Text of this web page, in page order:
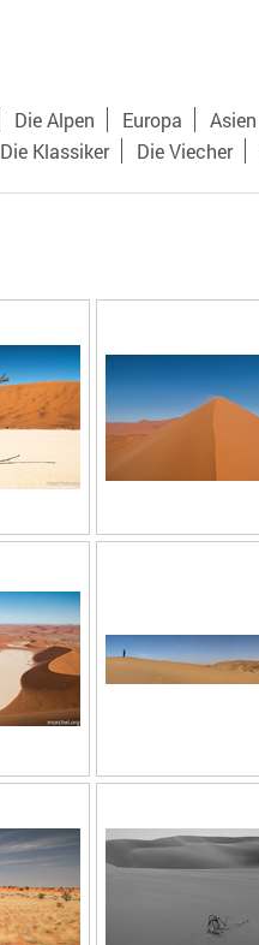
Die Alpen Europa Asien
Die Klassiker
Die Viecher